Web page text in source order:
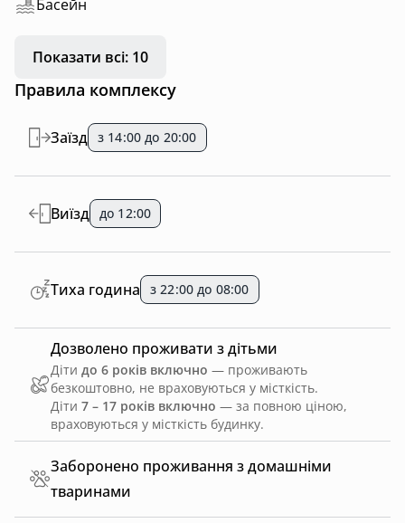
Басейн
Показати всі: 10
Правила комплексу
Заборонено проживання з домашніми
тваринами
Заїзд з 14:00 до 20:00
Виїзд до 12:00
Дозволено проживати з дітьми
Діти до 6 років включно — проживають
безкоштовно, не враховуються у місткість.
Діти 7 – 17 років включно — за повною ціною,
враховуються у місткість будинку.
Тиха година з 22:00 до 08:00